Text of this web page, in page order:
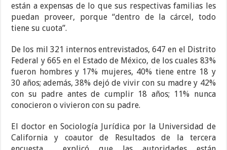
están a expensas de lo que sus respectivas familias les
puedan proveer, porque “dentro de la cárcel, todo
tiene su cuota”.
De los mil 321 internos entrevistados, 647 en el Distrito
Federal y 665 en el Estado de México, de los cuales 83%
fueron hombres y 17% mujeres, 40% tiene entre 18 y
30 años; además, 38% dejó de vivir con su madre y 42%
con su padre antes de cumplir 18 años; 11% nunca
conocieron o vivieron con su padre.
El doctor en Sociología Jurídica por la Universidad de
California y coautor de Resultados de la tercera